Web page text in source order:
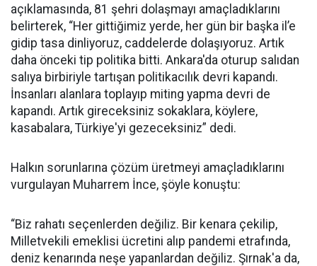
açıklamasında, 81 şehri dolaşmayı amaçladıklarını
belirterek, “Her gittiğimiz yerde, her gün bir başka il’e
gidip tasa dinliyoruz, caddelerde dolaşıyoruz. Artık
daha önceki tip politika bitti. Ankara'da oturup salıdan
salıya birbiriyle tartışan politikacılık devri kapandı.
İnsanları alanlara toplayıp miting yapma devri de
kapandı. Artık gireceksiniz sokaklara, köylere,
kasabalara, Türkiye'yi gezeceksiniz” dedi.
Halkın sorunlarına çözüm üretmeyi amaçladıklarını
vurgulayan Muharrem İnce, şöyle konuştu:
“Biz rahatı seçenlerden değiliz. Bir kenara çekilip,
Milletvekili emeklisi ücretini alıp pandemi etrafında,
deniz kenarında neşe yapanlardan değiliz. Şırnak'a da,